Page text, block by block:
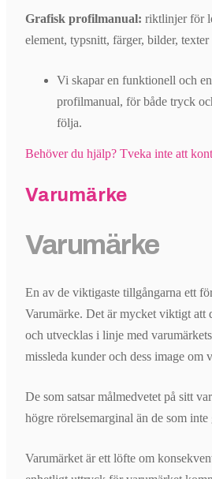
Grafisk profilmanual: riktlinjer för
element, typsnitt, färger, bilder, texter
Vi skapar en funktionell och
profilmanual, för både tryck
följa.
Behöver du hjälp? Tveka inte att
Varumärke
Varumärke
En av de viktigaste tillgångarna ett
Varumärke. Det är mycket viktigt att
och utvecklas i linje med
missleda kunder och dess image om
De som satsar målmedvetet på sitt
högre rörelsemarginal än de som inte
Varumärket är ett löfte om